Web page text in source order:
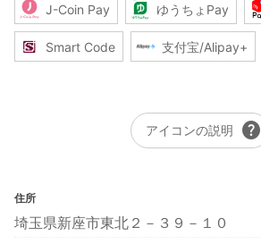
J-Coin Pay ゆうちょPay
Smart Code 支付宝/Alipay+
アイコンの説明 help
住所
埼玉県新座市東北２－３９－１０